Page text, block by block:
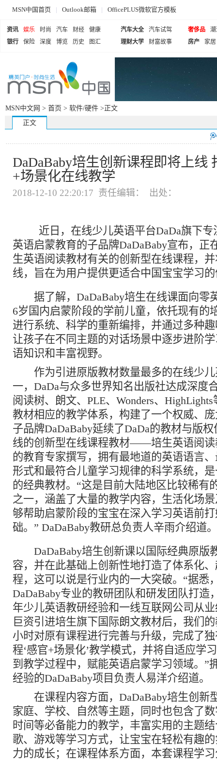
MSN中国首页 | Outlook邮箱 | OfficePLUS微软官方模板
资讯 娱乐 时尚 汽车 财经
健康
银行
保险 深度 博览 历史 图汇
汽车大全
汽车试驾
理财大学
财富故事
奢侈品
房产
家居
MSN中文网 > 首页 > 软件/硬件 >正文
正文
DaDaBaby培生创新课程即将上线
+场景化在线教学
2018-12-10 22:20:17 责任编辑： 出处：
近日，在线少儿英语平台DaDa旗下专
英语启蒙教育的子品牌DaDaBaby宣布，正
生英语阅读教材有关的创新型在线课程，
线，旨在为用户提供更适合中国宝宝学习
据了解，DaDaBaby培生在线课面向零
6岁国内启蒙阶段的学前儿童，依托现有的
进行系统、科学的重新编排，并通过多种
让孩子在不同主题的对话场景中逐步进阶
语知识和丰富视野。
作为引进原版教材数量最多的在线少儿
一，DaDa与众多世界知名出版社达成深度
阅读树、朗文、PLE、Wonders、
教材相应的教学体系，构建了一个权威、
子品牌DaDaBaby延续了DaDa的教材与版
线的创新型在线课程教材——培生英语阅读
的教育专家撰写，拥有最地道的英语语言
形式和最符合儿童学习规律的科学系统，
的经典教材。“这是目前大陆地区比较稀有
之一，涵盖了大量的教学内容，生活化场
够帮助启蒙阶段的宝宝在深入学习英语前
础。” DaDaBaby教研总负责人辛雨介绍道
DaDaBaby培生创新课以国际经典原版
容，并在此基础上创新性地打造了体系化
程，这可以说是行业内的一大突破。“据悉
DaDaBaby专业的教研团队和研发团队打造
年少儿英语教研经验和一线互联网公司从
巨资引进培生旗下国际朗文教材后，我们
小时对原有课程进行完善与升级，完成了
程‘感官+场景化’教学模式，并将自适应学
到教学过程中，赋能英语启蒙学习领域。”
经验的DaDaBaby项目负责人易洋介绍道。
在课程内容方面，DaDaBaby培生创新
家庭、学校、自然等主题，同时也包含了
时间等必备能力的教学，丰富实用的主题
歌、游戏等学习方式，让宝宝在轻松有趣
力的成长；在课程体系方面，本套课程学